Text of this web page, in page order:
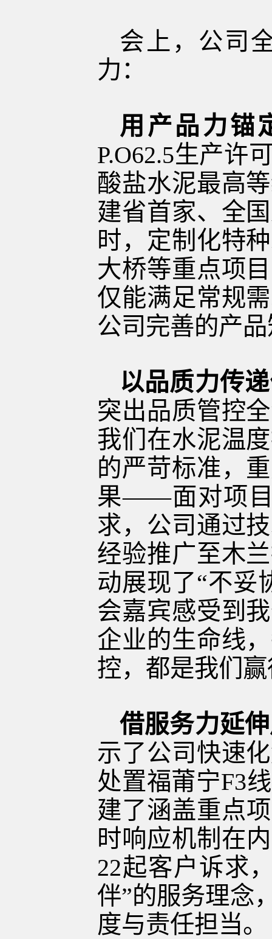
会上，公司
力：
用产品力锚
P.O62.5生产许
酸盐水泥最高
建省首家、全
时，定制化特
大桥等重点项
仅能满足常规
公司完善的产
以品质力传
突出品质管控
我们在水泥温
的严苛标准，
果——面对项目
求，公司通过
经验推广至木
动展现了“不妥
会嘉宾感受到
企业的生命线
控，都是我们
借服务力延
示了公司快速
处置福莆宁F3
建了涵盖重点
时响应机制在
22起客户诉求
伴”的服务理念
度与责任担当。